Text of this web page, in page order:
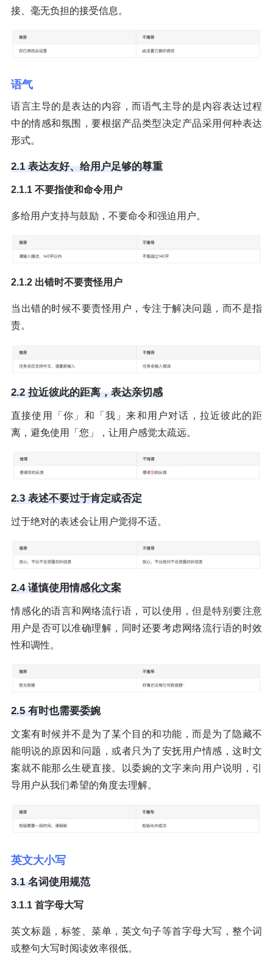
接、毫无负担的接受信息。
语气
语言主导的是表达的内容，而语气主导的是内容表达过程
中的情感和氛围，要根据产品类型决定产品采用何种表达
形式。
2.1 表达友好、给用户足够的尊重
2.1.1 不要指使和命令用户
多给用户支持与鼓励，不要命令和强迫用户。
2.1.2 出错时不要责怪用户
当出错的时候不要责怪用户，专注于解决问题，而不是指
责。
2.2 拉近彼此的距离，表达亲切感
直接使用「你」和「我」来和用户对话，拉近彼此的距
离，避免使用「您」，让用户感觉太疏远。
2.3 表述不要过于肯定或否定
过于绝对的表述会让用户觉得不适。
2.4 谨慎使用情感化文案
情感化的语言和网络流行语，可以使用，但是特别要注意
用户是否可以准确理解，同时还要考虑网络流行语的时效
性和调性。
2.5 有时也需要委婉
文案有时候并不是为了某个目的和功能，而是为了隐藏不
能明说的原因和问题，或者只为了安抚用户情感，这时文
案就不能那么生硬直接。以委婉的文字来向用户说明，引
导用户从我们希望的角度去理解。
英文大小写
3.1 名词使用规范
3.1.1 首字母大写
英文标题，标签、菜单，英文句子等首字母大写，整个词
或整句大写时阅读效率很低。